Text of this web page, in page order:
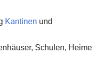
Kantinen und
Schulen, Heime